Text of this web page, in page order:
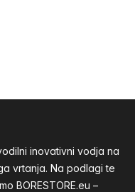
inovativni vodja na
vrtanja. Na podlagi te
BORESTORE.eu –